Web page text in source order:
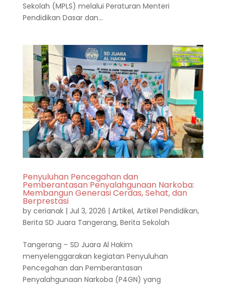
Sekolah (MPLS) melalui Peraturan Menteri
Pendidikan Dasar dan...
Penyuluhan Pencegahan dan
Pemberantasan Penyalahgunaan Narkoba:
Membangun Generasi Cerdas, Sehat, dan
Berprestasi
by cerianak| Jul 3, 2026 | Artikel, Artikel Pendidikan,
Berita SD Juara Tangerang, Berita Sekolah
Tangerang – SD Juara Al Hakim
menyelenggarakan kegiatan Penyuluhan
Pencegahan dan Pemberantasan
Penyalahgunaan Narkoba (P4GN) yang